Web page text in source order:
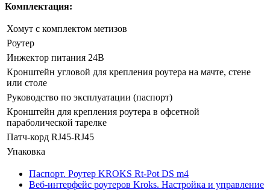
Комплектация:
Хомут с комплектом метизов
Роутер
Инжектор питания 24В
Кронштейн угловой для крепления роутера на мачте, стене
или столе
Руководство по эксплуатации (паспорт)
Кронштейн для крепления роутера в офсетной
параболической тарелке
Патч-корд RJ45-RJ45
Упаковка
Паспорт. Роутер KROKS Rt-Pot DS m4
Веб-интерфейс роутеров Kroks. Настройка и управление